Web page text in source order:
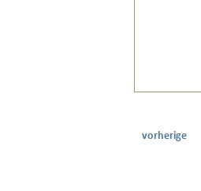
vorherige